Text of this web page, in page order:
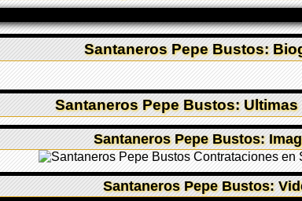
Santaneros Pepe Bustos:
Santaneros Pepe Bustos:
Santaneros Pepe Bustos:
Santaneros Pepe Bustos: